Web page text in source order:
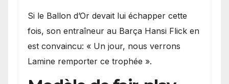
Si le Ballon d’Or devait lui échapper cette
fois, son entraîneur au Barça Hansi Flick en
est convaincu: « Un jour, nous verrons
Lamine remporter ce trophée ».